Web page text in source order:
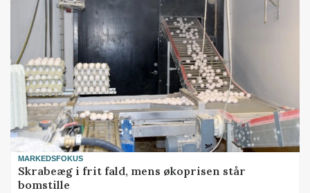
MARKEDSFOKUS
Skrabeæg i frit fald, mens økoprisen står
bomstille